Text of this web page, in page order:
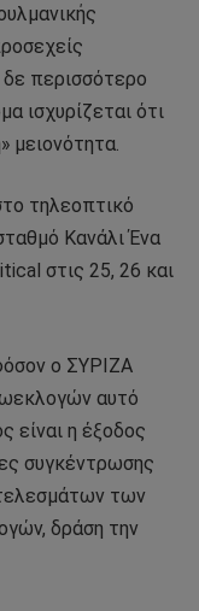
περισσότερο
ισχυρίζεται ότι
μειονότητα.
τηλεοπτικό
Κανάλι Ένα
στις 25, 26 και
ο ΣΥΡΙΖΑ
αυτό
είναι η έξοδος
συγκέντρωσης
των
δράση την